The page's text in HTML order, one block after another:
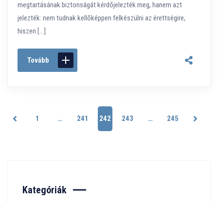
megtartásának biztonságát kérdőjelezték meg, hanem azt
jelezték: nem tudnak kellőképpen felkészülni az érettségire,
hiszen […]
Tovább
1 … 241 242 243 … 245
Kategóriák